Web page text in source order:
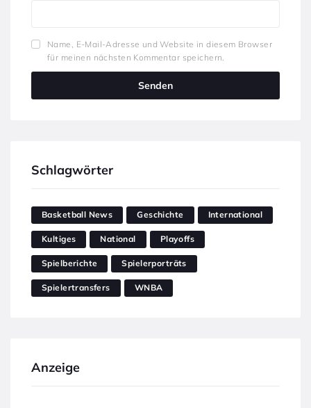
Name, E-Mail-Adresse und Website in diesem Browser
für meinen nächsten Kommentar speichern.
Schlagwörter
Basketball News Geschichte International
Kultiges National Playoffs
Spielberichte Spielerporträts
Spielertransfers WNBA
Anzeige